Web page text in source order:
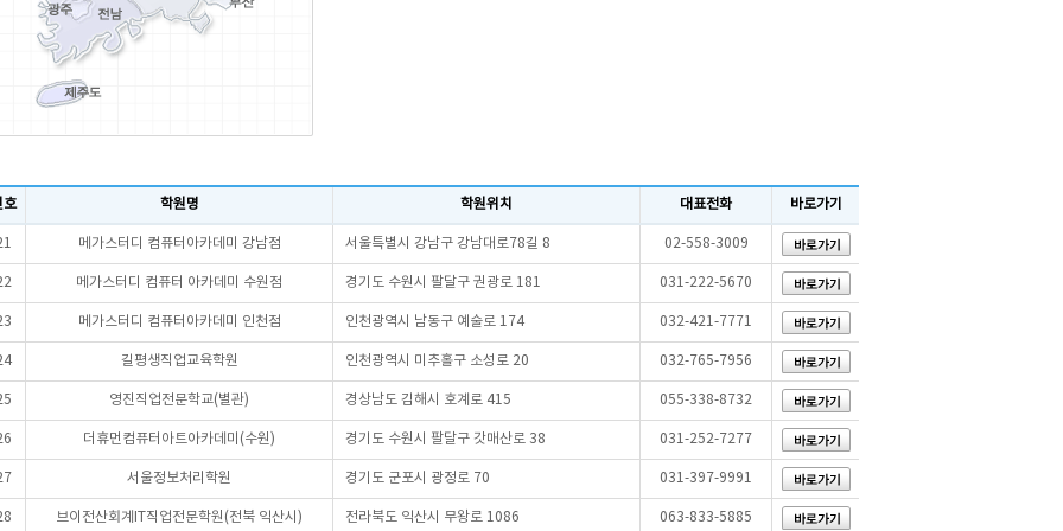
호 학원명 학원위치 대표전화 바로가기
메가스터디 컴퓨터아카데미 강남점 서울특별시 강남구 강남대로78길 8 02-558-3009
메가스터디 컴퓨터 아카데미 수원점 경기도 수원시 팔달구 권광로 181 031-222-5670
메가스터디 컴퓨터아카데미 인천점 인천광역시 남동구 예술로 174 032-421-7771
길평생직업교육학원 인천광역시 미추홀구 소성로 20 032-765-7956
영진직업전문학교(별관) 경상남도 김해시 호계로 415 055-338-8732
더휴먼컴퓨터아트아카데미(수원) 경기도 수원시 팔달구 갓매산로 38 031-252-7277
서울정보처리학원 경기도 군포시 광정로 70 031-397-9991
브이전산회계IT직업전문학원(전북 익산시) 전라북도 익산시 무왕로 1086 063-833-5885